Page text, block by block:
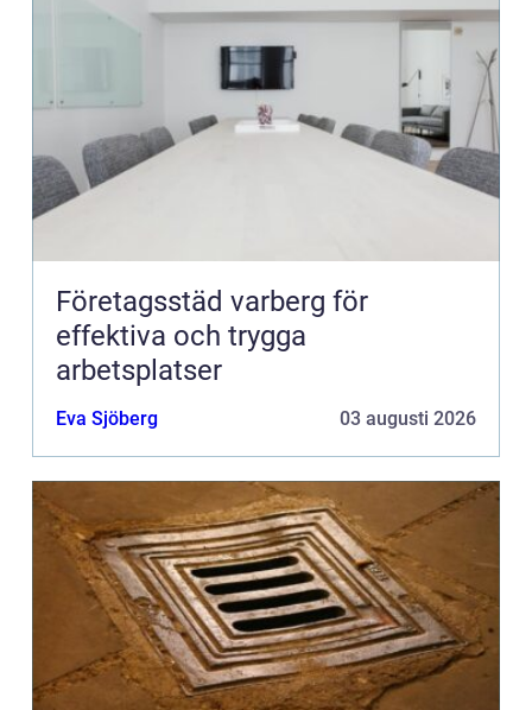
Företagsstäd varberg för
effektiva och trygga
arbetsplatser
Eva Sjöberg 03 augusti 2026